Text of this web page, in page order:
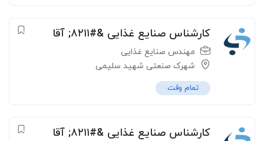
کارشناس صنایع غذایی &#۸۲۱۱; آقا
مهندس صنایع غذایی
شهرک صنعتی شهید سلیمی
تمام وقت
کارشناس صنایع غذایی &#۸۲۱۱; آقا